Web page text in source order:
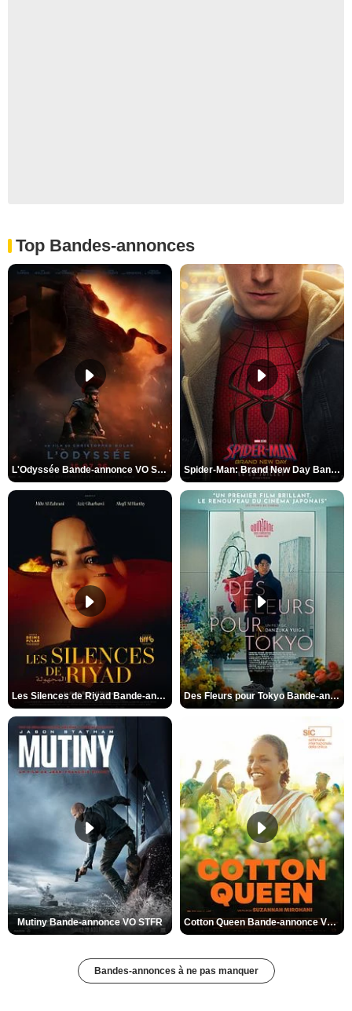
Top Bandes-annonces
L'Odyssée Bande-annonce VO STFR Spider-Man: Brand New Day Bande-annonce VO STFR
Les Silences de Riyad Bande-annonce VO STFR Des Fleurs pour Tokyo Bande-annonce VO STFR
Mutiny Bande-annonce VO STFR Cotton Queen Bande-annonce VO STFR
Bandes-annonces à ne pas manquer